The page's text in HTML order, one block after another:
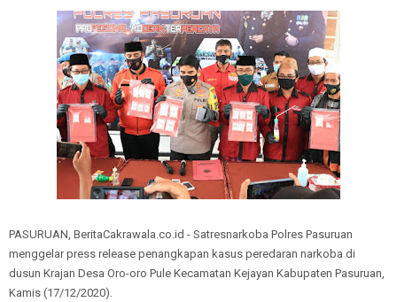
PASURUAN, BeritaCakrawala.co.id - Satresnarkoba Polres Pasuruan
menggelar press release penangkapan kasus peredaran narkoba di
dusun Krajan Desa Oro-oro Pule Kecamatan Kejayan Kabupaten Pasuruan,
Kamis (17/12/2020).